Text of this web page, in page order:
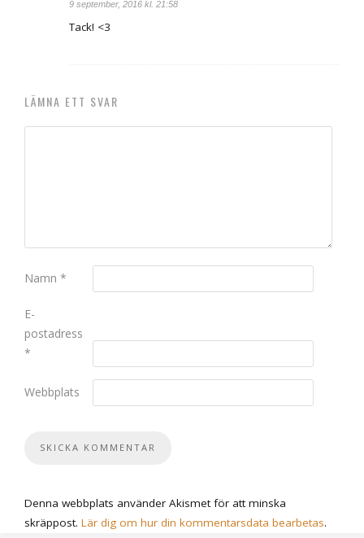
9 september, 2016 kl. 21:58
Tack! <3
LÄMNA ETT SVAR
Namn *
E-
postadress
*
Webbplats
Denna webbplats använder Akismet för att minska
skräppost. Lär dig om hur din kommentarsdata bearbetas.